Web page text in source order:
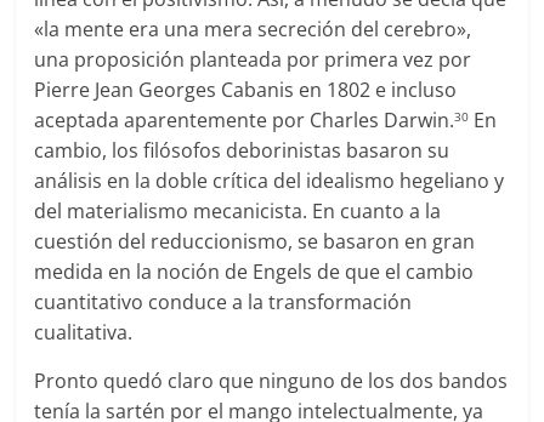
«la mente era una mera secreción del cerebro»,
una proposición planteada por primera vez por
Pierre Jean Georges Cabanis en 1802 e incluso
aceptada aparentemente por Charles Darwin.30 En
cambio, los filósofos deborinistas basaron su
análisis en la doble crítica del idealismo hegeliano y
del materialismo mecanicista. En cuanto a la
cuestión del reduccionismo, se basaron en gran
medida en la noción de Engels de que el cambio
cuantitativo conduce a la transformación
cualitativa.
Pronto quedó claro que ninguno de los dos bandos
tenía la sartén por el mango intelectualmente, ya